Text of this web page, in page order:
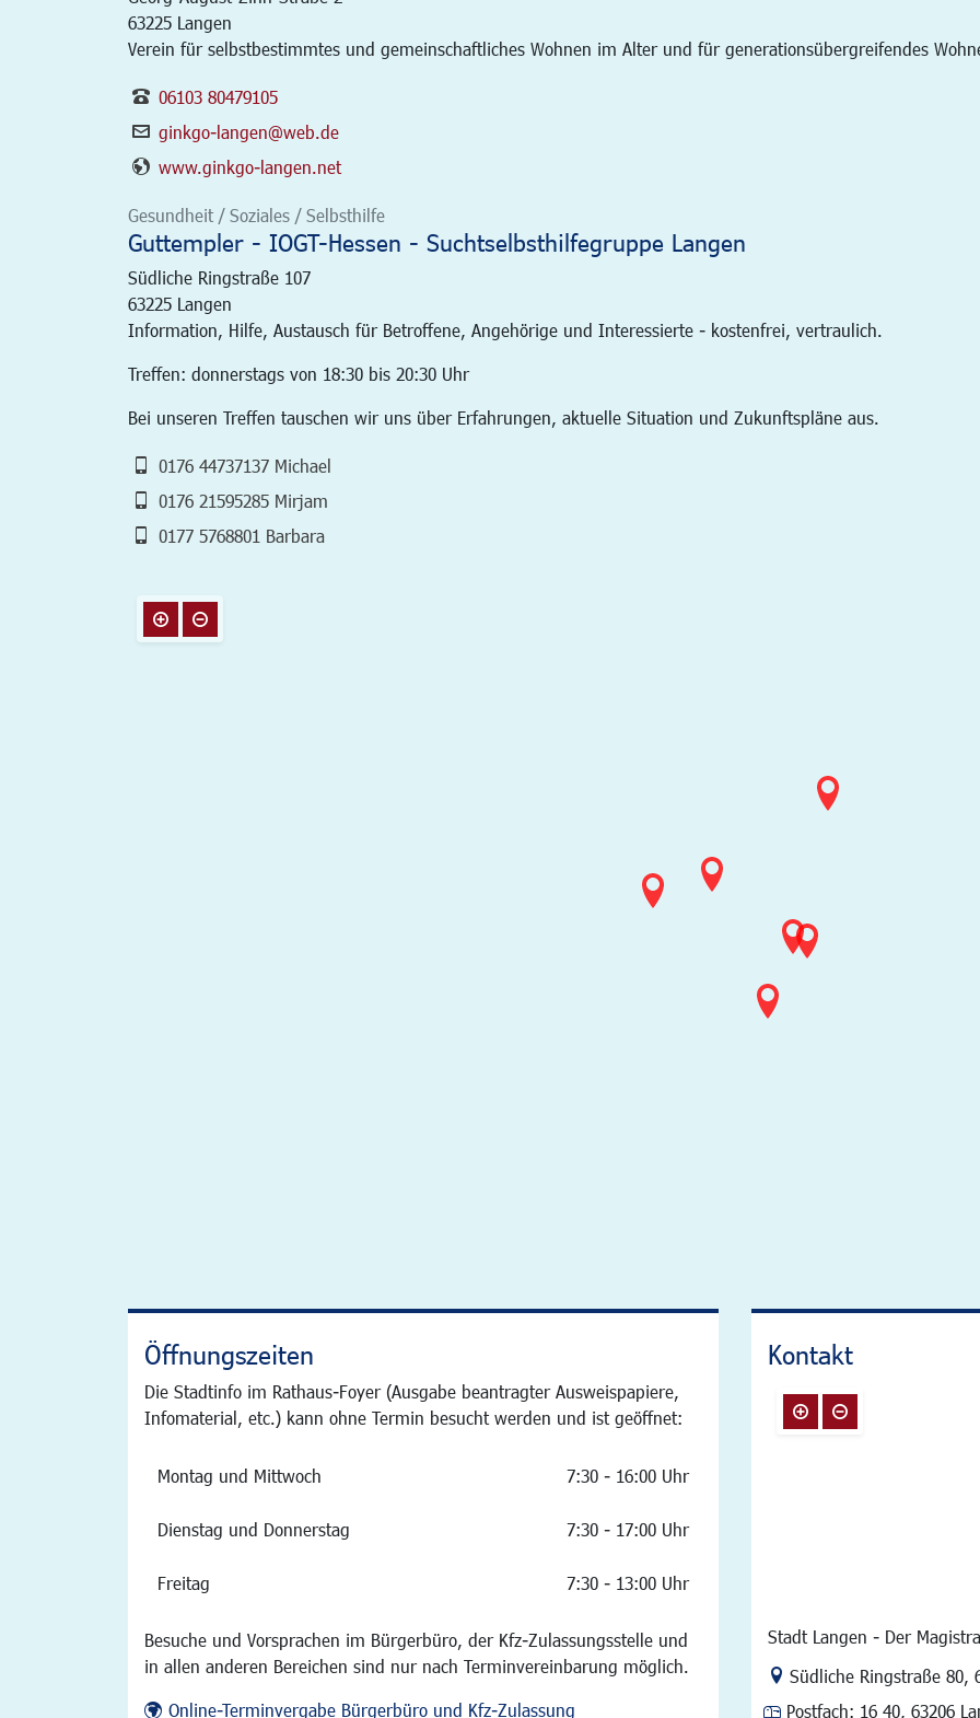
63225 Langen
Verein für selbstbestimmtes und gemeinschaftliches Wohnen im Alter und für generationsübergreifendes
06103 80479105
ginkgo-langen@web.de
www.ginkgo-langen.net
Gesundheit / Soziales / Selbsthilfe
Guttempler - IOGT-Hessen - Suchtselbsthilfegruppe Langen
Südliche Ringstraße 107
63225 Langen
Information, Hilfe, Austausch für Betroffene, Angehörige und Interessierte - kostenfrei, vertraulich.
Treffen: donnerstags von 18:30 bis 20:30 Uhr
Bei unseren Treffen tauschen wir uns über Erfahrungen, aktuelle Situation und Zukunftspläne aus.
0176 44737137 Michael
0176 21595285 Mirjam
0177 5768801 Barbara
Öffnungszeiten
Die Stadtinfo im Rathaus-Foyer (Ausgabe beantragter Ausweispapiere,
Infomaterial, etc.) kann ohne Termin besucht werden und ist geöffnet:
Montag und Mittwoch 7:30 - 16:00 Uhr
Dienstag und Donnerstag 7:30 - 17:00 Uhr
Freitag 7:30 - 13:00 Uhr
Besuche und Vorsprachen im Bürgerbüro, der Kfz-Zulassungsstelle und
in allen anderen Bereichen sind nur nach Terminvereinbarung möglich.
Online-Terminvergabe Bürgerbüro und Kfz-Zulassung
Kontakt
Stadt Langen - Der
Link zur Google-Maps
Südliche Ringstraße 80,
Postfach: 16 40, 63206